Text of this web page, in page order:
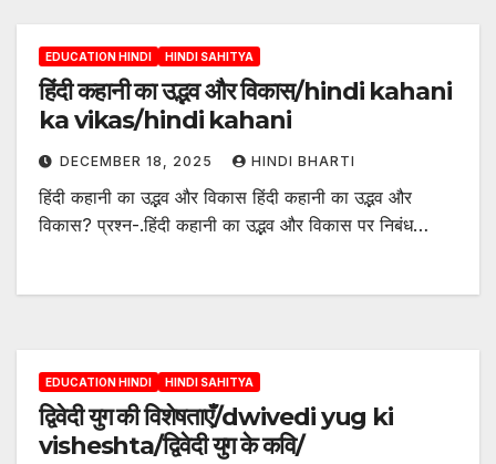
EDUCATION HINDI HINDI SAHITYA
हिंदी कहानी का उद्भव और विकास/hindi kahani
ka vikas/hindi kahani
DECEMBER 18, 2025 HINDI BHARTI
हिंदी कहानी का उद्भव और विकास हिंदी कहानी का उद्भव और
विकास? प्रश्न-.हिंदी कहानी का उद्भव और विकास पर निबंध…
EDUCATION HINDI HINDI SAHITYA
द्विवेदी युग की विशेषताएँ/dwivedi yug ki
visheshta/द्विवेदी युग के कवि/